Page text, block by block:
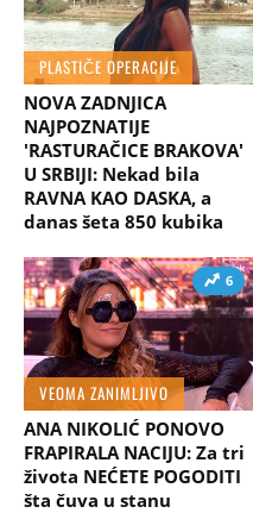
PLASTIČE OPERACIJE
NOVA ZADNJICA
NAJPOZNATIJE
'RASTURAČICE BRAKOVA'
U SRBIJI: Nekad bila
RAVNA KAO DASKA, a
danas šeta 850 kubika
6
VEOMA ZANIMLJIVO
ANA NIKOLIĆ PONOVO
FRAPIRALA NACIJU: Za tri
života NEĆETE POGODITI
šta čuva u stanu